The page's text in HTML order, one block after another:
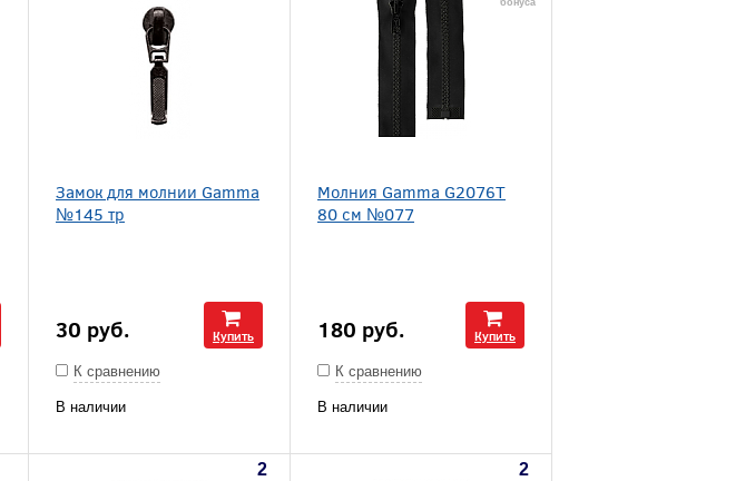
Замок для молнии Gamma
№145 тр
30 руб. Купить
К сравнению
В наличии
бонуса
Молния Gamma G2076T
80 см №077
180 руб. Купить
К сравнению
В наличии
2 2